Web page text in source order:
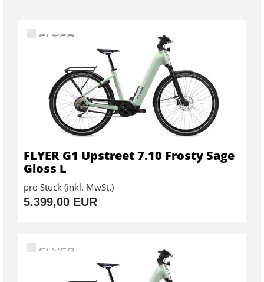
FLYER G1 Upstreet 7.10 Frosty Sage
Gloss L
pro Stück (inkl. MwSt.)
5.399,00 EUR